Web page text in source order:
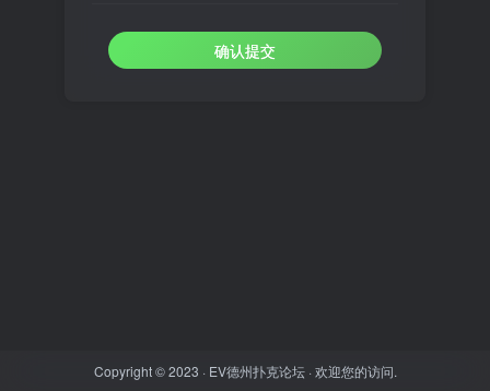
确认提交
Copyright © 2023 · EV德州扑克论坛· 欢迎您的访问.